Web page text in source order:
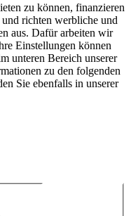
zu können, finanzieren
richten werbliche und
aus. Dafür arbeiten wir
Einstellungen können
unteren Bereich unserer
zu den folgenden
Sie ebenfalls in unserer